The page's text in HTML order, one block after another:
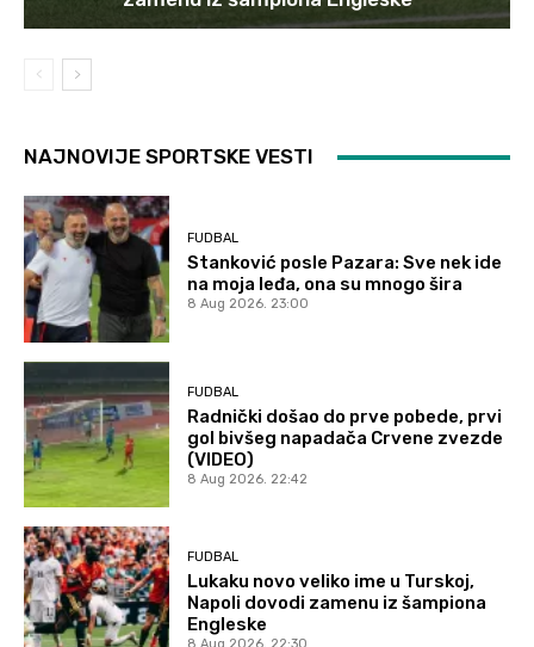
NAJNOVIJE SPORTSKE VESTI
FUDBAL
Stanković posle Pazara: Sve nek ide
na moja leđa, ona su mnogo šira
8 Aug 2026. 23:00
FUDBAL
Radnički došao do prve pobede, prvi
gol bivšeg napadača Crvene zvezde
(VIDEO)
8 Aug 2026. 22:42
FUDBAL
Lukaku novo veliko ime u Turskoj,
Napoli dovodi zamenu iz šampiona
Engleske